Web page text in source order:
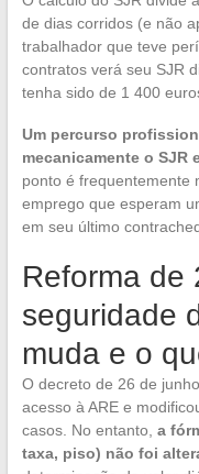
de dias corridos (e não
trabalhador que teve
contratos verá seu SJR
tenha sido de 1 400
Um percurso
mecanicamente o SJR
ponto é frequentemente
emprego que esperam
em seu último
Reforma de
seguridade
muda e o
O decreto de 26 de
acesso à ARE e
casos. No entanto, a
taxa, piso) não foi